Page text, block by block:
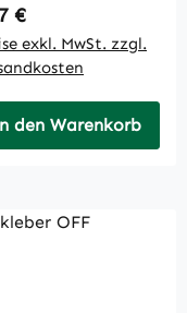
Preis:
€
exkl. MwSt. zzgl.
den Warenkorb